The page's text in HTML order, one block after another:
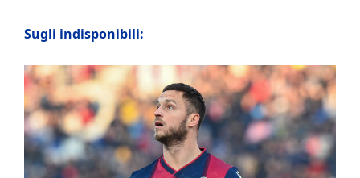
Sugli indisponibili: